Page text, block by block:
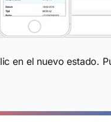
en el nuevo estado.